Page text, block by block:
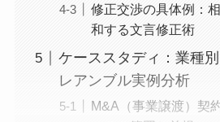
修正交渉の具体例：
和する文言修正術
ケーススタディ：業種
レアンブル実例分析
M&A（事業譲渡）契